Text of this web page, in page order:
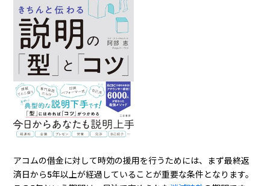
アコムの借金に対して時効の援用を行うためには、まず最終返
済日から5年以上が経過していることが重要な条件となります。